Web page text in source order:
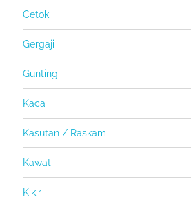
Cetok
Gergaji
Gunting
Kaca
Kasutan / Raskam
Kawat
Kikir